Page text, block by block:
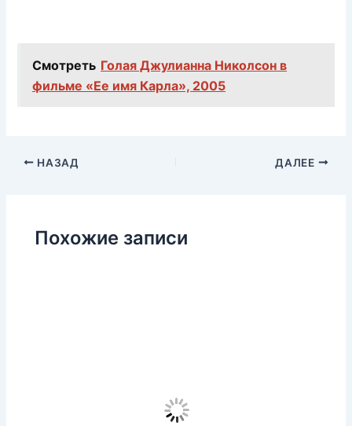
Смотреть Голая Джулианна Николсон в
фильме «Ее имя Карла», 2005
НАЗАД ДАЛЕЕ
Похожие записи